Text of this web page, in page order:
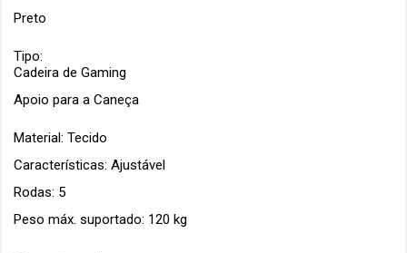
Preto
Tipo:
Cadeira de Gaming
Apoio para a Caneça
Material: Tecido
Características: Ajustável
Rodas: 5
Peso máx. suportado: 120 kg